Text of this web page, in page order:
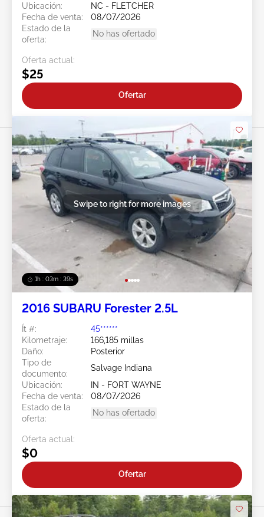
Ubicación:
NC - FLETCHER
Fecha de venta:
08/07/2026
Estado de la
oferta:
No has ofertado
Oferta actual:
$25
Ofertar
1h : 03m : 37s
Swipe to right for more images
2016 SUBARU Forester 2.5L
Ít #:
45******
Kilometraje:
166,185 millas
Daño:
Posterior
Tipo de
documento:
Salvage Indiana
Ubicación:
IN - FORT WAYNE
Fecha de venta:
08/07/2026
Estado de la
oferta:
No has ofertado
Oferta actual:
$0
Ofertar